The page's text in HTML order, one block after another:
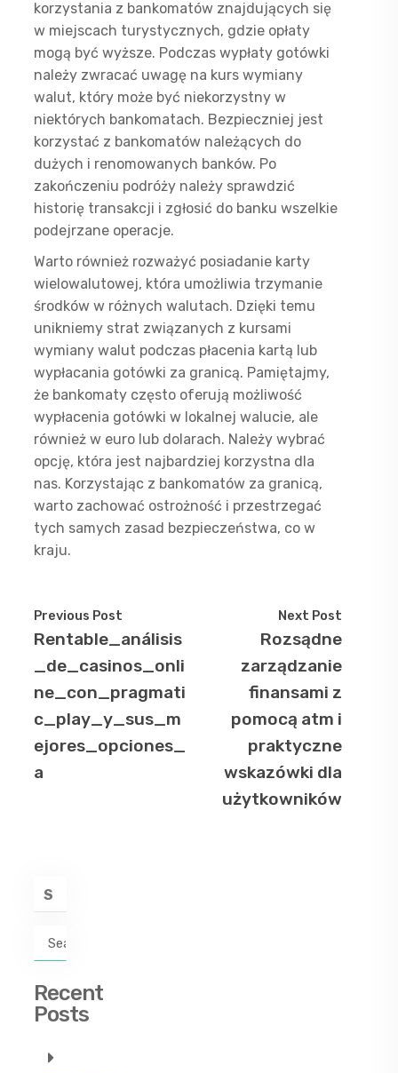
korzystania z bankomatów znajdujących się
w miejscach turystycznych, gdzie opłaty
mogą być wyższe. Podczas wypłaty gotówki
należy zwracać uwagę na kurs wymiany
walut, który może być niekorzystny w
niektórych bankomatach. Bezpieczniej jest
korzystać z bankomatów należących do
dużych i renomowanych banków. Po
zakończeniu podróży należy sprawdzić
historię transakcji i zgłosić do banku wszelkie
podejrzane operacje.
Warto również rozważyć posiadanie karty
wielowalutowej, która umożliwia trzymanie
środków w różnych walutach. Dzięki temu
unikniemy strat związanych z kursami
wymiany walut podczas płacenia kartą lub
wypłacania gotówki za granicą. Pamiętajmy,
że bankomaty często oferują możliwość
wypłacenia gotówki w lokalnej walucie, ale
również w euro lub dolarach. Należy wybrać
opcję, która jest najbardziej korzystna dla
nas. Korzystając z bankomatów za granicą,
warto zachować ostrożność i przestrzegać
tych samych zasad bezpieczeństwa, co w
kraju.
Previous Post
Rentable_análisis
_de_casinos_onli
ne_con_pragmati
c_play_y_sus_m
ejores_opciones_
a
Next Post
Rozsądne
zarządzanie
finansami z
pomocą atm i
praktyczne
wskazówki dla
użytkowników
Search
for:
Recent
Posts